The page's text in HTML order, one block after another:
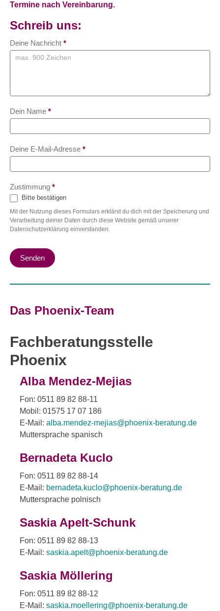
Termine nach Vereinbarung.
Schreib uns:
Kontaktformular
Deine Nachricht *
Dein Name *
Deine E-Mail-Adresse *
Zustimmung *
Bitte bestätigen
Mit der Nutzung dieses Formulars erklärst du dich mit der Speicherung und
Verarbeitung deiner Daten durch diese Website gemäß unserer
Datenschutzerklärung einverstanden.
Senden
Das Phoenix-Team
Fachberatungsstelle
Phoenix
Alba Mendez-Mejias
Fon: 0511 89 82 88-11
Mobil: 01575 17 07 186
E-Mail: alba.mendez-mejias@phoenix-beratung.de
Muttersprache spanisch
Bernadeta Kuclo
Fon: 0511 89 82 88-14
E-Mail: bernadeta.kuclo@phoenix-beratung.de
Muttersprache polnisch
Saskia Apelt-Schunk
Fon: 0511 89 82 88-13
E-Mail: saskia.apelt@phoenix-beratung.de
Saskia Möllering
Fon: 0511 89 82 88-12
E-Mail: saskia.moellering@phoenix-beratung.de